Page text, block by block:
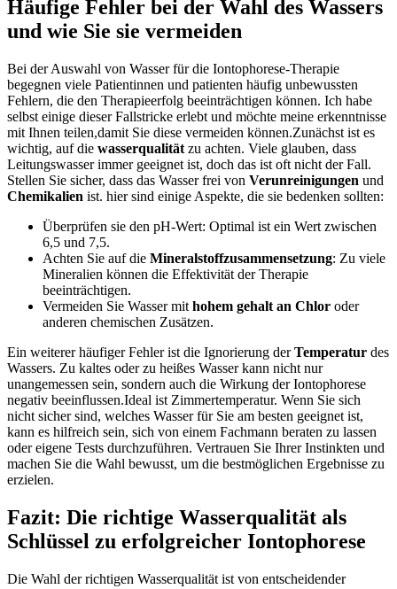
Häufige Fehler ​bei der Wahl des Wassers‌
und wie ​Sie sie vermeiden
Bei der Auswahl von Wasser für die Iontophorese-Therapie
begegnen viele ⁢Patientinnen und patienten häufig⁣ unbewussten
Fehlern, die den Therapieerfolg ⁢beeinträchtigen ‌können. Ich ⁤habe
selbst einige dieser Fallstricke erlebt und möchte meine erkenntnisse
mit Ihnen teilen,damit Sie​ diese vermeiden können.Zunächst ist es
wichtig, ‍auf die wasserqualität zu achten. ⁢Viele glauben, dass
Leitungswasser ​immer‌ geeignet​ ist, doch das ist oft nicht der Fall.
Stellen Sie sicher, dass​ das Wasser frei von Verunreinigungen und
Chemikalien ist. hier sind einige Aspekte, die sie bedenken ‍sollten:
Überprüfen sie den pH-Wert: Optimal ist ein Wert ​zwischen
6,5 und 7,5.
Achten ‍Sie auf die Mineralstoffzusammensetzung: Zu viele
Mineralien ‍können die Effektivität ‌der Therapie
⁢beeinträchtigen.
Vermeiden Sie Wasser mit hohem gehalt ⁢an Chlor ⁤oder
anderen‌ chemischen ⁢Zusätzen.
Ein weiterer häufiger Fehler ist die Ignorierung derTemperatur des
Wassers. Zu ‍kaltes ⁣oder zu heißes Wasser kann nicht‌ nur
unangemessen sein, sondern auch die‌ Wirkung der Iontophorese⁢
negativ beeinflussen.Ideal ist Zimmertemperatur. Wenn Sie ⁢sich
nicht sicher sind, welches Wasser für⁢ Sie am besten geeignet ist,
kann es hilfreich‌ sein, sich ‍von einem Fachmann beraten zu ​lassen
oder eigene ​Tests⁢ durchzuführen. Vertrauen Sie Ihrer Instinkten und
machen Sie die Wahl ⁣bewusst, um die bestmöglichen Ergebnisse zu⁣
erzielen.
Fazit: Die ⁢richtige⁤ Wasserqualität als
Schlüssel ‌zu erfolgreicher Iontophorese
Die Wahl​ der richtigen Wasserqualität ist‍ von entscheidender